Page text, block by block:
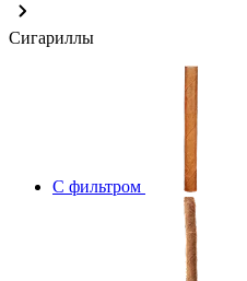
Сигариллы
С фильтром